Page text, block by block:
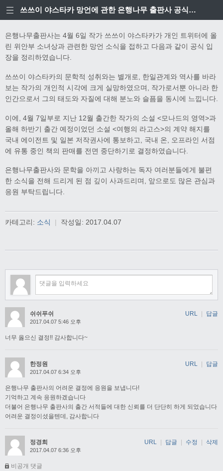
쓰쓰이 야스타카 망언에 관한 은행나무 출판사 공식입장
은행나무출판사는 4월 6일 작가 쓰쓰이 야스타카가 개인 트위터에 올
린 위안부 소녀상과 관련한 망언 소식을 접하고 다음과 같이 공식 입
장을 정리하였습니다.
쓰쓰이 야스타카의 문학적 성취와는 별개로, 한일관계와 역사를 바라
보는 작가의 개인적 시각에 크게 실망하였으며, 작가로서뿐 아니라 한
인간으로서 그의 태도와 자질에 대해 분노와 슬픔을 동시에 느낍니다.
이에, 4월 7일부로 지난 12월 출간한 작가의 소설 <모나드의 영역>과
올해 하반기 출간 예정이었던 소설 <여행의 라고스>의 계약 해지를
국내 에이전트 및 일본 저작권사에 통보하고, 국내 온, 오프라인 서점
에 유통 중인 책의 판매를 전면 중단하기로 결정하였습니다.
은행나무출판사와 문학을 아끼고 사랑하는 독자 여러분들에게 불편
한 소식을 전해 드리게 된 점 깊이 사과드리며, 앞으로도 많은 관심과
응원 부탁드립니다.
카테고리: 소식 | 작성일: 2017.04.07
쉬쉬푸쉬
2017.04.07 5:46 오후
너무 옳으신 결정!! 감사합니다~
URL | 답글
한정원
2017.04.07 6:34 오후
은행나무 출판사의 어려운 결정에 응원을 보냅니다!
기억하고 계속 응원하겠습니다
더불어 은행나무 출판사의 출간 서적들에 대한 신뢰를 더 단단히 하게 되었습니다
어려운 결정이셨을텐데, 감사합니다
URL | 답글
정경희
2017.04.07 6:36 오후
비공개 댓글
URL 답글 수정 삭제